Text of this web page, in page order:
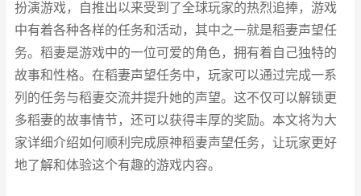
扮演游戏，自推出以来受到了全球玩家的热烈追捧，游戏
中有着各种各样的任务和活动，其中之一就是稻妻声望任
务。稻妻是游戏中的一位可爱的角色，拥有着自己独特的
故事和性格。在稻妻声望任务中，玩家可以通过完成一系
列的任务与稻妻交流并提升她的声望。这不仅可以解锁更
多稻妻的故事情节，还可以获得丰厚的奖励。本文将为大
家详细介绍如何顺利完成原神稻妻声望任务，让玩家更好
地了解和体验这个有趣的游戏内容。